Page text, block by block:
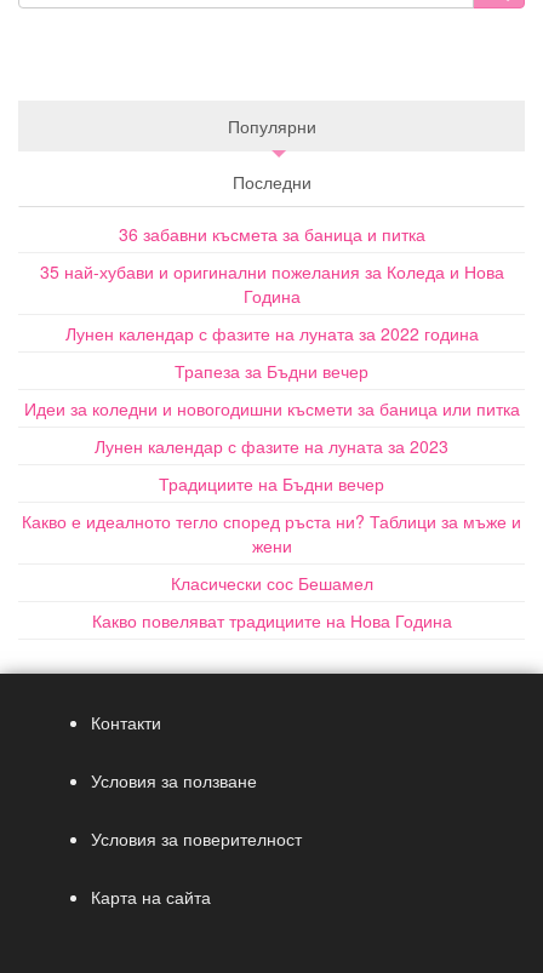
Популярни
Последни
36 забавни късмета за баница и питка
35 най-хубави и оригинални пожелания за Коледа и Нова
Година
Лунен календар с фазите на луната за 2022 година
Трапеза за Бъдни вечер
Идеи за коледни и новогодишни късмети за баница или питка
Лунен календар с фазите на луната за 2023
Традициите на Бъдни вечер
Какво е идеалното тегло според ръста ни? Таблици за мъже и
жени
Класически сос Бешамел
Какво повеляват традициите на Нова Година
Контакти
Условия за ползване
Условия за поверителност
Карта на сайта